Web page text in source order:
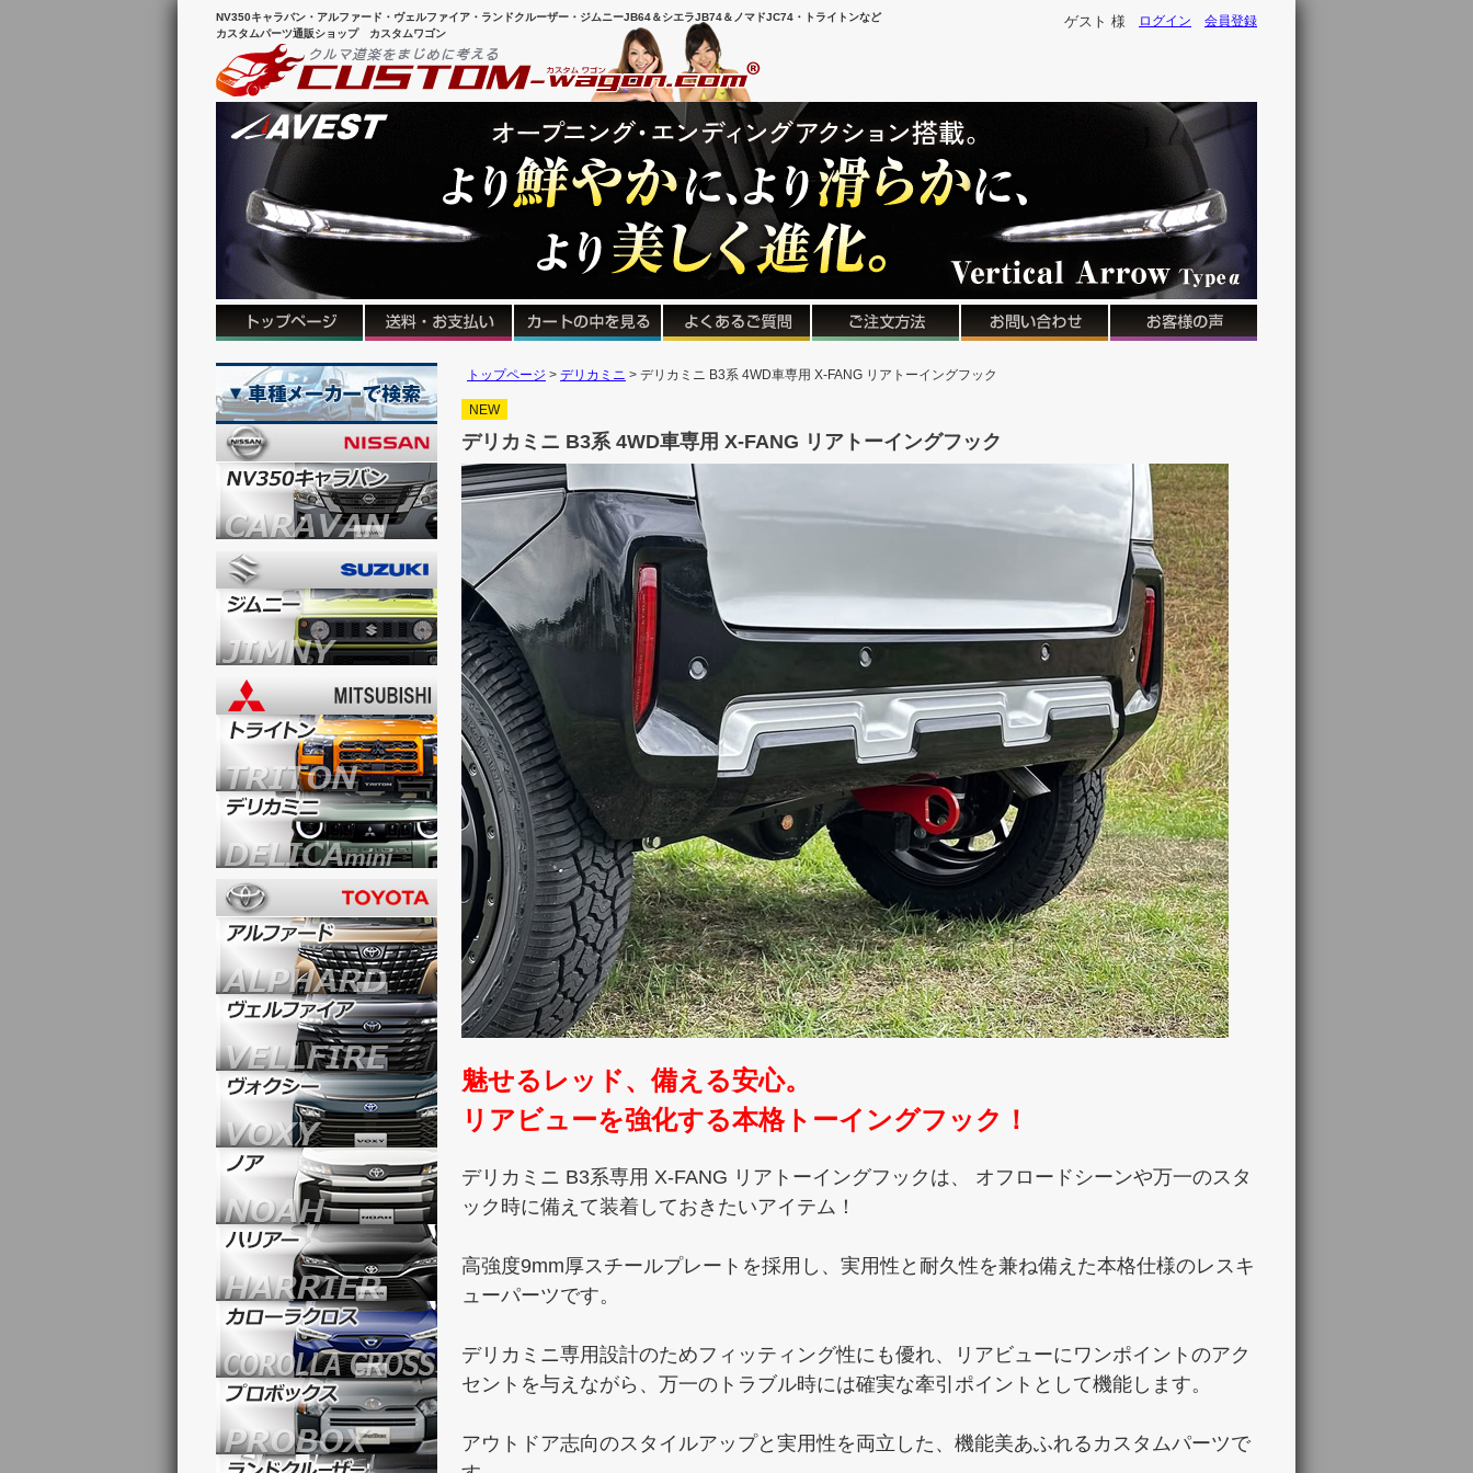
NV350キャラバン・アルファード・ヴェルファイア・ランドクルーザー・ジムニーJB64＆シエラJB74＆ノマドJC74・トライトンなど
カスタムパーツ通販ショップ カスタムワゴン
ゲスト 様 ログイン 会員登録
トップページ デリカミニ デリカミニ B3系 4WD車専用 X-FANG リアトーイングフック
NEW
デリカミニ B3系 4WD車専用 X-FANG リアトーイングフック
魅せるレッド、備える安心。
リアビューを強化する本格トーイングフック！
デリカミニ B3系専用 X-FANG リアトーイングフックは、 オフロードシーンや万一のスタ
ック時に備えて装着しておきたいアイテム！
高強度9mm厚スチールプレートを採用し、実用性と耐久性を兼ね備えた本格仕様のレスキ
ューパーツです。
デリカミニ専用設計のためフィッティング性にも優れ、リアビューにワンポイントのアク
セントを与えながら、万一のトラブル時には確実な牽引ポイントとして機能します。
アウトドア志向のスタイルアップと実用性を両立した、機能美あふれるカスタムパーツで